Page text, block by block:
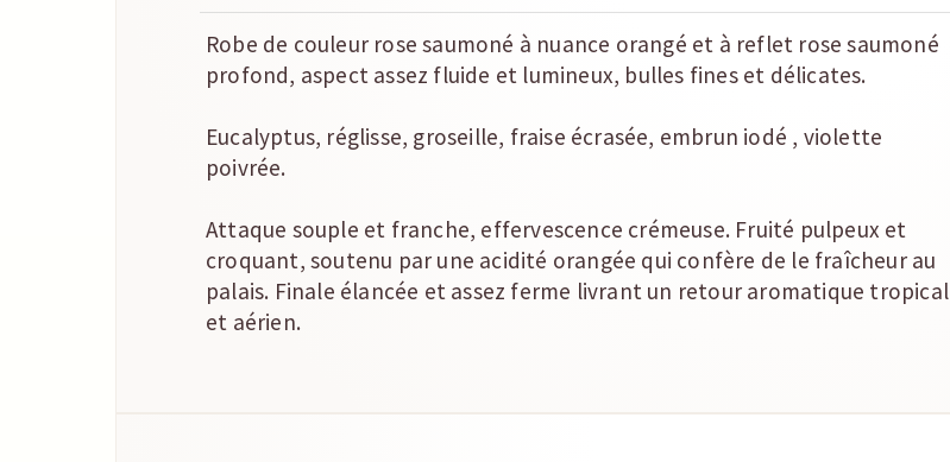
Robe de couleur rose saumoné à nuance orangé et à reflet rose saumoné
profond, aspect assez fluide et lumineux, bulles fines et délicates.
Eucalyptus, réglisse, groseille, fraise écrasée, embrun iodé , violette
poivrée.
Attaque souple et franche, effervescence crémeuse. Fruité pulpeux et
croquant, soutenu par une acidité orangée qui confère de le fraîcheur au
palais. Finale élancée et assez ferme livrant un retour aromatique tropical
et aérien.